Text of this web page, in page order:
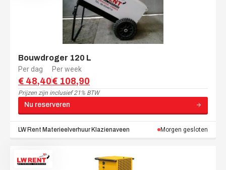
Bouwdroger 120 L
Per dag
€ 48,40
Per week
€ 108,90
Prijzen zijn inclusief 21% BTW
Nu reserveren
LW Rent MaterieelverhuurKlazienaveen Morgen gesloten